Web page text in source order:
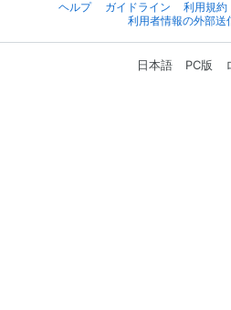
ヘルプ
ガイドライン 利用規約
利用者情報の外部送
日本語 PC版